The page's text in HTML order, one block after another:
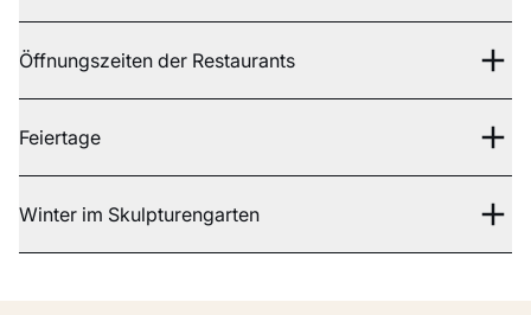
Öffnungszeiten der Restaurants
Feiertage
Winter im Skulpturengarten